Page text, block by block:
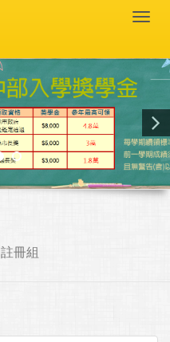
註冊組